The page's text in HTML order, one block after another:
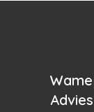
Advies